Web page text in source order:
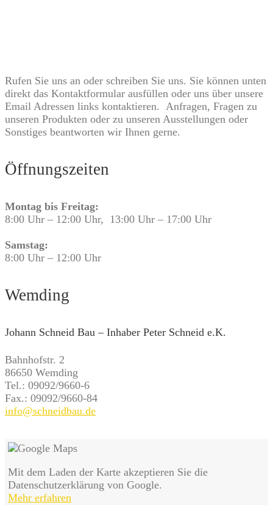
Rufen Sie uns an oder schreiben Sie uns. Sie können unten
direkt das Kontaktformular ausfüllen oder uns über unsere
Email Adressen links kontaktieren. Anfragen, Fragen zu
unseren Produkten oder zu unseren Ausstellungen oder
Sonstiges beantworten wir Ihnen gerne.
Öffnungszeiten
Montag bis Freitag:
8:00 Uhr – 12:00 Uhr, 13:00 Uhr – 17:00 Uhr
Samstag:
8:00 Uhr – 12:00 Uhr
Wemding
Johann Schneid Bau – Inhaber Peter Schneid e.K.
Bahnhofstr. 2
86650 Wemding
Tel.: 09092/9660-6
Fax.: 09092/9660-84
info@schneidbau.de
Mit dem Laden der Karte akzeptieren Sie die
Datenschutzerklärung von Google.
Mehr erfahren